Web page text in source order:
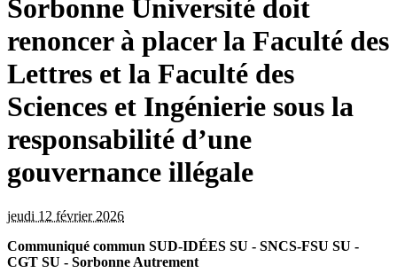
Sorbonne Université doit
renoncer à placer la Faculté des
Lettres et la Faculté des
Sciences et Ingénierie sous la
responsabilité d’une
gouvernance illégale
jeudi 12 février 2026
Communiqué commun SUD-IDÉES SU - SNCS-FSU SU -
CGT SU - Sorbonne Autrement